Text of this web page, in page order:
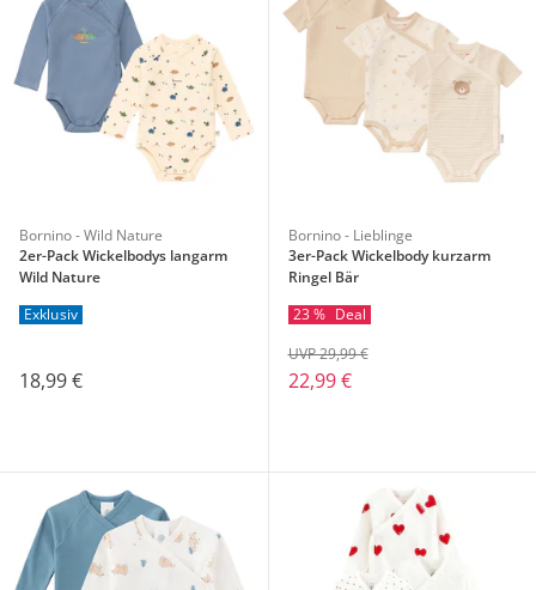
Bornino - Wild Nature
2er-Pack Wickelbodys langarm
Wild Nature
Exklusiv
18,99 €
Bornino - Lieblinge
3er-Pack Wickelbody kurzarm
Ringel Bär
23 % Deal
22,99 €
UVP 29,99 €